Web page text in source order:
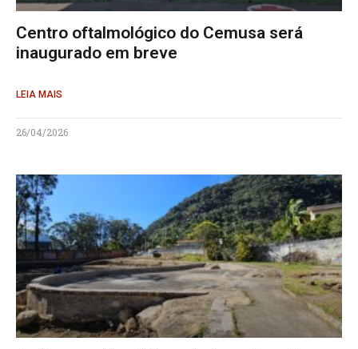
Centro oftalmológico do Cemusa será
inaugurado em breve
LEIA MAIS
26/04/2026